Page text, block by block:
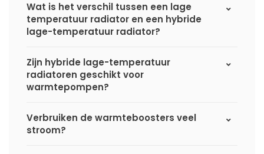
Wat is het verschil tussen een lage
temperatuur radiator en een hybride
lage-temperatuur radiator?
Zijn hybride lage-temperatuur
radiatoren geschikt voor
warmtepompen?
Verbruiken de warmteboosters veel
stroom?